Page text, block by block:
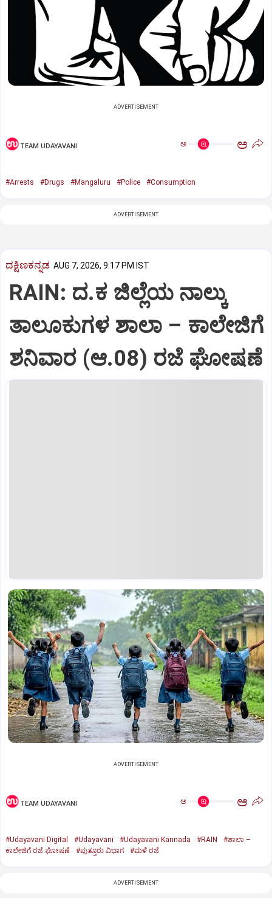
ADVERTISEMENT
TEAM UDAYAVANI ಅ ಅ
#Arrests #Drugs #Mangaluru #Police #Consumption
ADVERTISEMENT
ದಕ್ಷಿಣಕನ್ನಡ AUG 7, 2026, 9:17 PM IST
RAIN: ದ.ಕ ಜಿಲ್ಲೆಯ ನಾಲ್ಕು
ತಾಲೂಕುಗಳ ಶಾಲಾ – ಕಾಲೇಜಿಗೆ
ಶನಿವಾರ (ಆ.08) ರಜೆ ಘೋಷಣೆ
ADVERTISEMENT
TEAM UDAYAVANI ಅ ಅ
#Udayavani Digital #Udayavani #Udayavani Kannada #RAIN
#ಶಾಲಾ –
ಕಾಲೇಜಿಗೆ ರಜೆ ಘೋಷಣೆ
#ಪುತ್ತೂರು ವಿಭಾಗ #ಮಳೆ ರಜೆ
ADVERTISEMENT